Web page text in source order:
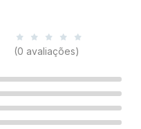
(0 avaliações)